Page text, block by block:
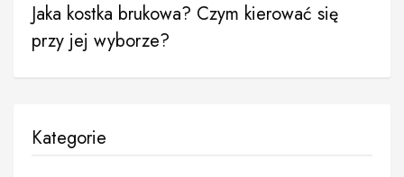
Jaka kostka brukowa? Czym kierować się
przy jej wyborze?
Kategorie